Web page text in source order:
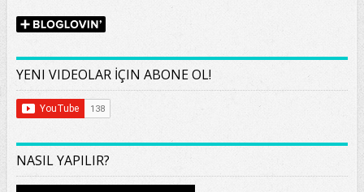
YENI VIDEOLAR İÇIN ABONE OL!
NASIL YAPILIR?